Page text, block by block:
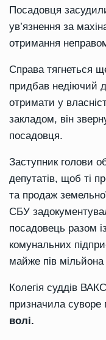
Посадовця
ув’язнення за
отримання
Справа тягнеться
придбав недіючий
отримати у
закладом, він
посадовця.
Заступник голови
депутатів, щоб ті
та продаж
СБУ
посадовець разом
комунальних
майже пів мільйона
Колегія суддів
призначила суворе
волі.